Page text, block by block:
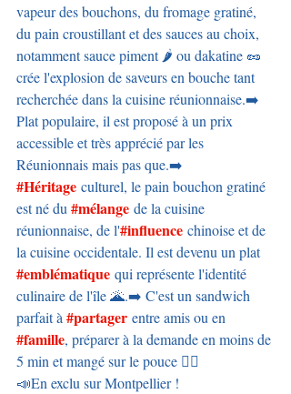
vapeur des bouchons, du fromage gratiné,
du pain croustillant et des sauces au choix,
notamment sauce piment 🌶️ ou dakatine 🥜
crée l'explosion de saveurs en bouche tant
recherchée dans la cuisine réunionnaise.➡️
Plat populaire, il est proposé à un prix
accessible et très apprécié par les
Réunionnais mais pas que.➡️
#Héritage culturel, le pain bouchon gratiné
est né du #mélange de la cuisine
réunionnaise, de l'#influence chinoise et de
la cuisine occidentale. Il est devenu un plat
#emblématique qui représente l'identité
culinaire de l'île 🌋.➡️ C'est un sandwich
parfait à #partager entre amis ou en
#famille, préparer à la demande en moins de
5 min et mangé sur le pouce 👍🏻
📣En exclu sur Montpellier !